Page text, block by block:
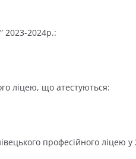
2023-2024р.:
ліцею, що атестуються:
професійного ліцею